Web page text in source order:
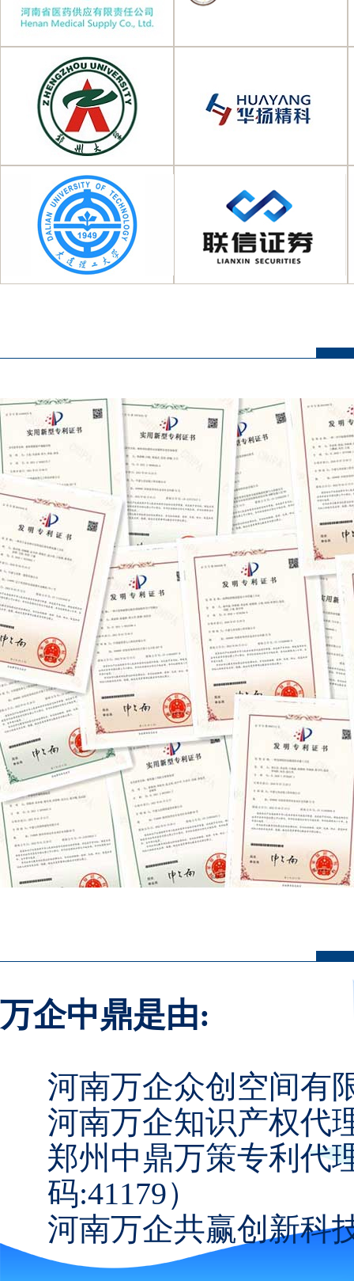
万企中鼎是由:
河南万企众创空间有
河南万企知识产权代
郑州中鼎万策专利代
码:41179）
河南万企共赢创新科